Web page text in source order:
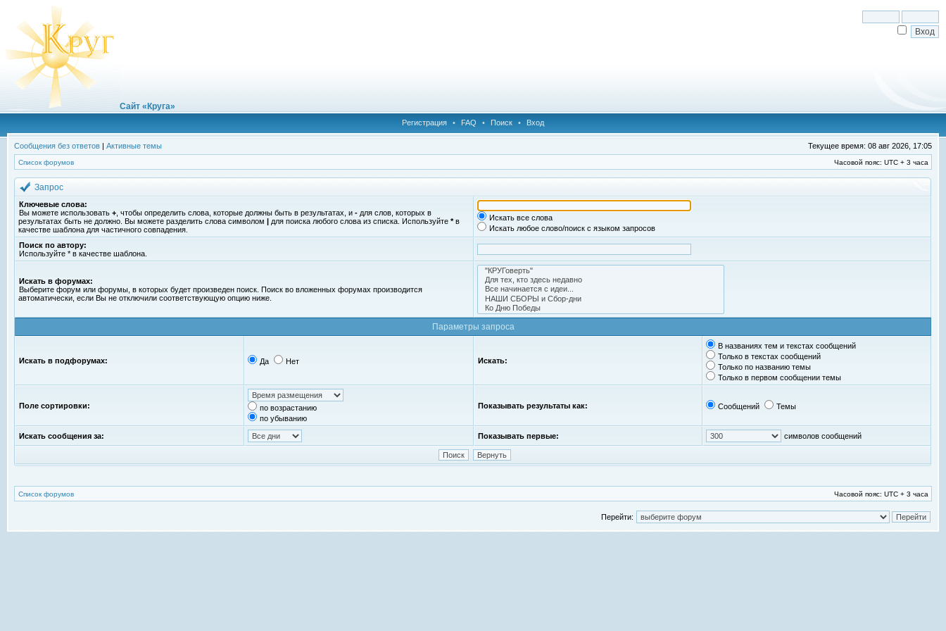
Сайт «Круга»
Регистрация • FAQ • Поиск • Вход
Сообщения без ответов | Активные темы Текущее время: 08 авг 2026, 17:05
Список форумов Часовой пояс: UTC + 3 часа
Запрос
Ключевые слова:
Вы можете использовать + , чтобы определить слова, которые должны быть в результатах, и - для слов, которых в
результатах быть не должно. Вы можете разделить слова символом | для поиска любого слова из списка. Используйте *в
качестве шаблона для частичного совпадения.
Искать все слова
Искать любое слово/поиск с языком запросов
Поиск по автору:
Используйте * в качестве шаблона.
Искать в форумах:
Выберите форум или форумы, в которых будет произведен поиск. Поиск во вложенных форумах производится
автоматически, если Вы не отключили соответствующую опцию ниже.
Параметры запроса
Искать в подфорумах: Да Нет Искать:
В названиях тем и текстах сообщений
Только в текстах сообщений
Только по названию темы
Только в первом сообщении темы
Поле сортировки:
по возрастанию
по убыванию
Показывать результаты как: Сообщений Темы
Искать сообщения за: Показывать первые: символов сообщений
Список форумов Часовой пояс: UTC + 3 часа
Перейти: